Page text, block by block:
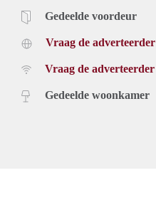
Gedeelde voordeur
Vraag de adverteerder
Vraag de adverteerder
Gedeelde woonkamer